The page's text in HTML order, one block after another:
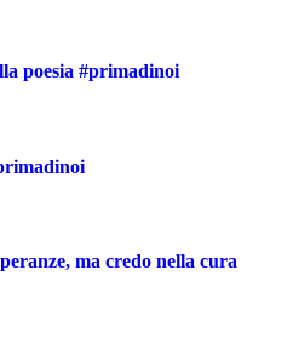
poesia #primadinoi
ma credo nella cura